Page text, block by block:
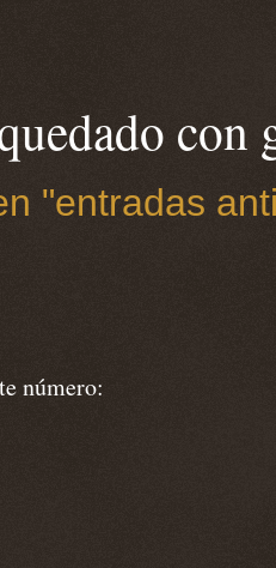
con
"entradas
número: